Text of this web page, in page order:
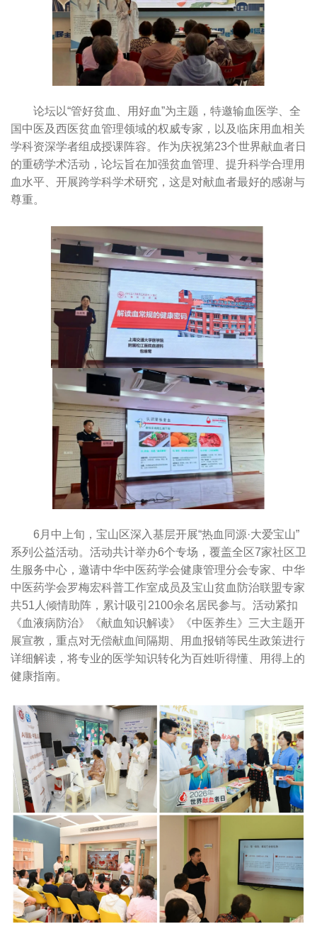
论坛以“管好贫血、用好血”为主题，特邀输血医学、全
国中医及西医贫血管理领域的权威专家，以及临床用血相关
学科资深学者组成授课阵容。作为庆祝第23个世界献血者日
的重磅学术活动，论坛旨在加强贫血管理、提升科学合理用
血水平、开展跨学科学术研究，这是对献血者最好的感谢与
尊重。
6月中上旬，宝山区深入基层开展“热血同源·大爱宝山”
系列公益活动。活动共计举办6个专场，覆盖全区7家社区卫
生服务中心，邀请中华中医药学会健康管理分会专家、中华
中医药学会罗梅宏科普工作室成员及宝山贫血防治联盟专家
共51人倾情助阵，累计吸引2100余名居民参与。活动紧扣
《血液病防治》《献血知识解读》《中医养生》三大主题开
展宣教，重点对无偿献血间隔期、用血报销等民生政策进行
详细解读，将专业的医学知识转化为百姓听得懂、用得上的
健康指南。